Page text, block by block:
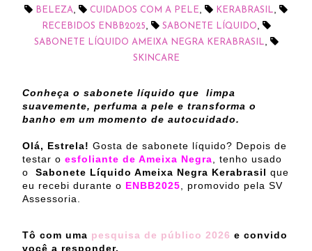
BELEZA, CUIDADOS COM A PELE, KERABRASIL,
RECEBIDOS ENBB2025, SABONETE LÍQUIDO,
SABONETE LÍQUIDO AMEIXA NEGRA KERABRASIL,
SKINCARE
Conheça o sabonete líquido que limpa
suavemente, perfuma a pele e transforma o
banho em um momento de autocuidado.
Olá, Estrela! Gosta de sabonete líquido? Depois de
testar o esfoliante de Ameixa Negra, tenho usado
o Sabonete Líquido Ameixa Negra Kerabrasil que
eu recebi durante o ENBB2025, promovido pela SV
Assessoria.
Tô com uma pesquisa de público 2026 e convido
você a responder.